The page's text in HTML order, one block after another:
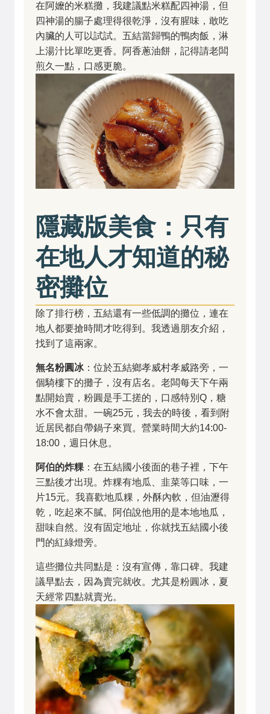
在阿嬤的米糕攤，我建議點米糕配四神湯，但
四神湯的腸子處理得很乾淨，沒有腥味，敢吃
內臟的人可以試試。五結當歸鴨的鴨肉飯，淋
上湯汁比單吃更香。阿香蔥油餅，記得請老闆
煎久一點，口感更脆。
隱藏版美食：只有
在地人才知道的秘
密攤位
除了排行榜，五結還有一些低調的攤位，連在
地人都要搶時間才吃得到。我透過朋友介紹，
找到了這兩家。
無名粉圓冰：位於五結鄉孝威村孝威路旁，一
個騎樓下的攤子，沒有店名。老闆每天下午兩
點開始賣，粉圓是手工搓的，口感特別Q，糖
水不會太甜。一碗25元，我去的時後，看到附
近居民都自帶鍋子來買。營業時間大約14:00-
18:00，週日休息。
阿伯的炸粿 ：在五結國小後面的巷子裡，下午
三點後才出現。炸粿有地瓜、韭菜等口味，一
片15元。我喜歡地瓜粿，外酥內軟，但油瀝得
乾，吃起來不膩。阿伯說他用的是本地地瓜，
甜味自然。沒有固定地址，你就找五結國小後
門的紅綠燈旁。
這些攤位共同點是：沒有宣傳，靠口碑。我建
議早點去，因為賣完就收。尤其是粉圓冰，夏
天經常四點就賣光。